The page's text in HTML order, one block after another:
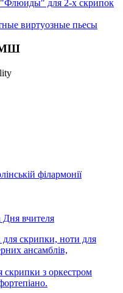
"Флюиды" для 2-х скрипок
виртуозные пьесы
філармонії
вчителя
для скрипки, ноти для
ансамблів,
скрипки з оркестром